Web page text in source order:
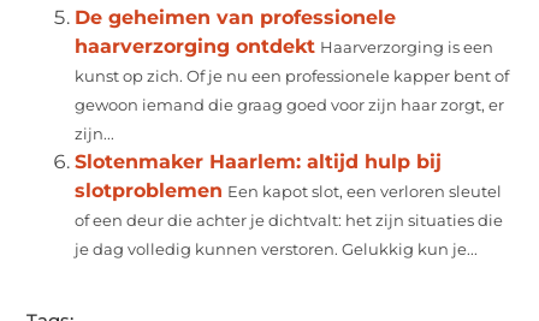
De geheimen van professionele
haarverzorging ontdekt Haarverzorging is een
kunst op zich. Of je nu een professionele kapper bent of
gewoon iemand die graag goed voor zijn haar zorgt, er
zijn...
Slotenmaker Haarlem: altijd hulp bij
slotproblemen Een kapot slot, een verloren sleutel
of een deur die achter je dichtvalt: het zijn situaties die
je dag volledig kunnen verstoren. Gelukkig kun je...